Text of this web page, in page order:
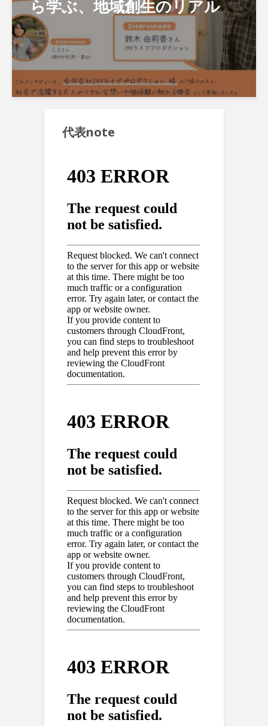
ら学ぶ、地域創生のリアル
代表note